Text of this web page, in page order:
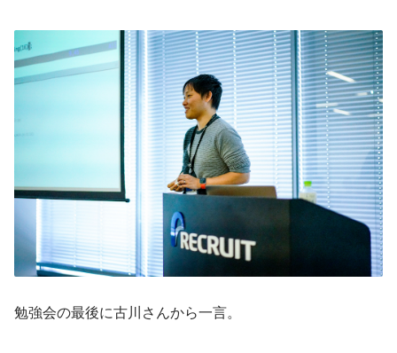
勉強会の最後に古川さんから一言。